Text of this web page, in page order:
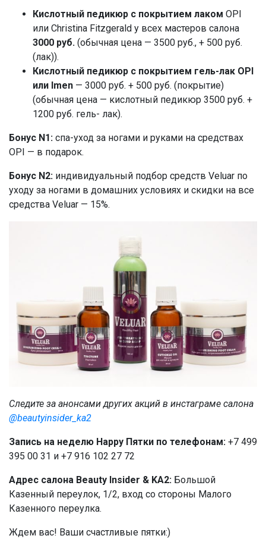
Кислотный педикюр с покрытием лаком OPI
или Christina Fitzgerald у всех мастеров салона
3000 руб. (обычная цена — 3500 руб., + 500 руб.
(лак)).
Кислотный педикюр с покрытием гель-лак OPI
или Imen — 3000 руб. + 500 руб. (покрытие)
(обычная цена — кислотный педикюр 3500 руб. +
1200 руб. гель- лак).
Бонус N1: спа-уход за ногами и руками на средствах
OPI — в подарок.
Бонус N2: индивидуальный подбор средств Veluar по
уходу за ногами в домашних условиях и скидки на все
средства Veluar — 15%.
Следите за анонсами других акций в инстаграме салона
@beautyinsider_ka2
Запись на неделю Happy Пятки по телефонам: +7 499
395 00 31 и +7 916 102 27 72
Адрес салона Beauty Insider & KA2: Большой
Казенный переулок, 1/2, вход со стороны Малого
Казенного переулка.
Ждем вас! Ваши счастливые пятки:)